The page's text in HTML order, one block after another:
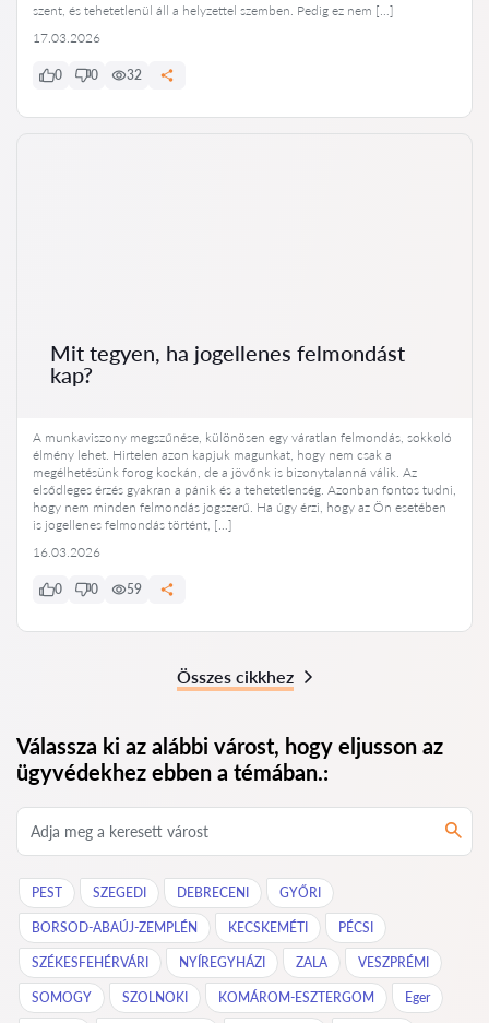
szent, és tehetetlenül áll a helyzettel szemben. Pedig ez nem […]
17.03.2026
0 0 32
Mit tegyen, ha jogellenes felmondást
kap?
A munkaviszony megszűnése, különösen egy váratlan felmondás, sokkoló
élmény lehet. Hirtelen azon kapjuk magunkat, hogy nem csak a
megélhetésünk forog kockán, de a jövőnk is bizonytalanná válik. Az
elsődleges érzés gyakran a pánik és a tehetetlenség. Azonban fontos tudni,
hogy nem minden felmondás jogszerű. Ha úgy érzi, hogy az Ön esetében
is jogellenes felmondás történt, […]
16.03.2026
0 0 59
Összes cikkhez
Válassza ki az alábbi várost, hogy eljusson az
ügyvédekhez ebben a témában.:
PEST SZEGEDI DEBRECENI GYŐRI
BORSOD-ABAÚJ-ZEMPLÉN KECSKEMÉTI PÉCSI
SZÉKESFEHÉRVÁRI NYÍREGYHÁZI ZALA VESZPRÉMI
SOMOGY SZOLNOKI KOMÁROM-ESZTERGOM Eger